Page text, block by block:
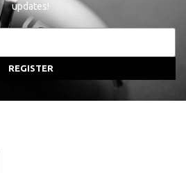
updates!
REGISTER